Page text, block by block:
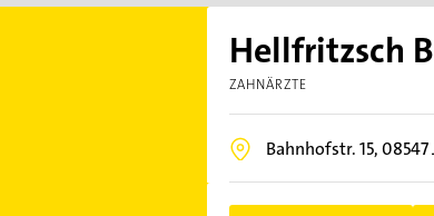
Hellfritzsch
ZAHNÄRZTE
Bahnhofstr. 15,08547